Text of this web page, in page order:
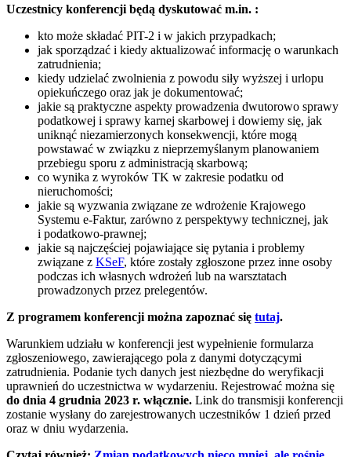
Uczestnicy konferencji będą dyskutować m.in. :
kto może składać PIT-2 i w jakich przypadkach;
jak sporządzać i kiedy aktualizować informację o warunkach
zatrudnienia;
kiedy udzielać zwolnienia z powodu siły wyższej i urlopu
opiekuńczego oraz jak je dokumentować;
jakie są praktyczne aspekty prowadzenia dwutorowo sprawy
podatkowej i sprawy karnej skarbowej i dowiemy się, jak
uniknąć niezamierzonych konsekwencji, które mogą
powstawać w związku z nieprzemyślanym planowaniem
przebiegu sporu z administracją skarbową;
co wynika z wyroków TK w zakresie podatku od
nieruchomości;
jakie są wyzwania związane ze wdrożenie Krajowego
Systemu e-Faktur, zarówno z perspektywy technicznej, jak
i podatkowo-prawnej;
jakie są najczęściej pojawiające się pytania i problemy
związane z KSeF, które zostały zgłoszone przez inne osoby
podczas ich własnych wdrożeń lub na warsztatach
prowadzonych przez prelegentów.
Z programem konferencji można zapoznać się tutaj.
Warunkiem udziału w konferencji jest wypełnienie formularza
zgłoszeniowego, zawierającego pola z danymi dotyczącymi
zatrudnienia. Podanie tych danych jest niezbędne do weryfikacji
uprawnień do uczestnictwa w wydarzeniu. Rejestrować można się
do dnia 4 grudnia 2023 r. włącznie. Link do transmisji konferencji
zostanie wysłany do zarejestrowanych uczestników 1 dzień przed
oraz w dniu wydarzenia.